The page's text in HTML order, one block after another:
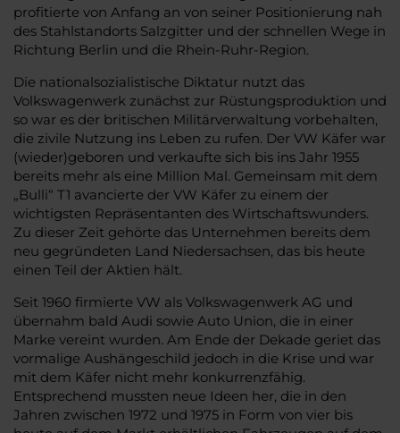
profitierte von Anfang an von seiner Positionierung nah
des Stahlstandorts Salzgitter und der schnellen Wege in
Richtung Berlin und die Rhein-Ruhr-Region.
Die nationalsozialistische Diktatur nutzt das
Volkswagenwerk zunächst zur Rüstungsproduktion und
so war es der britischen Militärverwaltung vorbehalten,
die zivile Nutzung ins Leben zu rufen. Der VW Käfer war
(wieder)geboren und verkaufte sich bis ins Jahr 1955
bereits mehr als eine Million Mal. Gemeinsam mit dem
„Bulli“ T1 avancierte der VW Käfer zu einem der
wichtigsten Repräsentanten des Wirtschaftswunders.
Zu dieser Zeit gehörte das Unternehmen bereits dem
neu gegründeten Land Niedersachsen, das bis heute
einen Teil der Aktien hält.
Seit 1960 firmierte VW als Volkswagenwerk AG und
übernahm bald Audi sowie Auto Union, die in einer
Marke vereint wurden. Am Ende der Dekade geriet das
vormalige Aushängeschild jedoch in die Krise und war
mit dem Käfer nicht mehr konkurrenzfähig.
Entsprechend mussten neue Ideen her, die in den
Jahren zwischen 1972 und 1975 in Form von vier bis